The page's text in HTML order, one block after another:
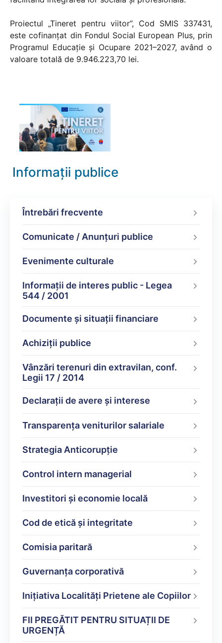
Proiectul „Tineret pentru viitor”, Cod SMIS 337431,
este cofinanțat din Fondul Social European Plus, prin
Programul Educație și Ocupare 2021–2027, având o
valoare totală de 9.946.223,70 lei.
Informații publice
Întrebări frecvente
Comunicate / Anunțuri publice
Evenimente culturale
Informații de interes public - Legea
544 / 2001
Documente şi situaţii financiare
Achiziții publice
Vânzări terenuri din extravilan, conf.
Legii 17 / 2014
Declarații de avere şi interese
Transparența veniturilor salariale
Strategia Anticorupție
Control intern managerial
Investitori și economie locală
Cod de etică și integritate
Comisia paritară
Guvernanța corporativă
Inițiativa Localități Prietene ale Copiilor
FII PREGĂTIT PENTRU SITUAȚII DE
URGENȚĂ